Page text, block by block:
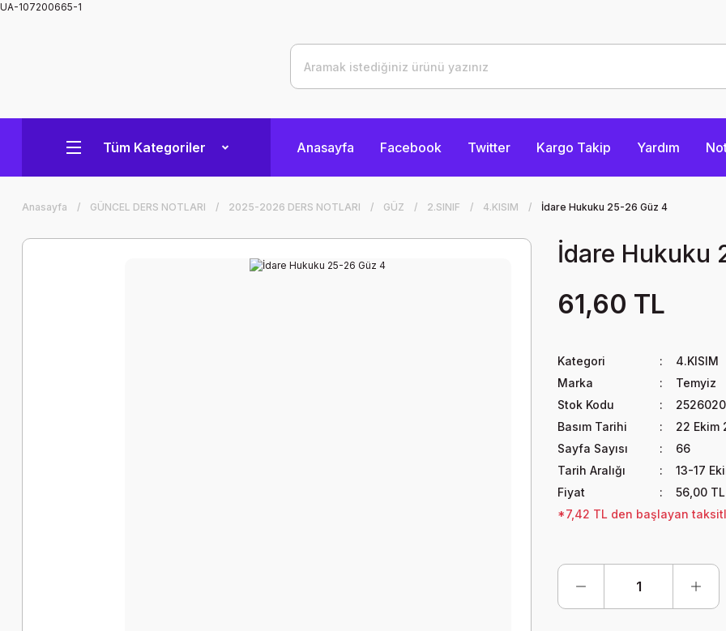
UA-107200665-1
Tüm Kategoriler Anasayfa Facebook Twitter Kargo Takip Yardım
Anasayfa GÜNCEL DERS NOTLARI 2025-2026 DERS NOTLARI GÜZ 2.SINIF 4.KISIM İdare Hukuku 25-26 Güz 4
İdare Hukuku
61,60 TL
Kategori
4.KISIM
Marka
Temyiz
Stok Kodu
Basım Tarihi
22 Ekim
Sayfa Sayısı
66
Tarih Aralığı
13-17
Fiyat
56,00
*7,42 TL den başlayan